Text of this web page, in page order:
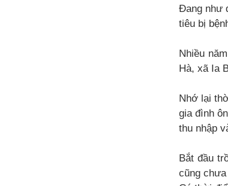
Đang như
tiêu bị
Nhiều
Hà, xã Ia
Nhớ lại
gia đình
thu nhập
Bắt đầu
cũng